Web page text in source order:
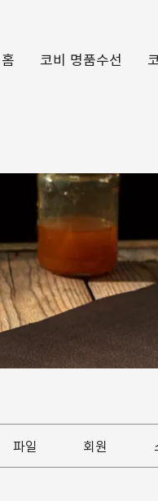
코비 명품수선
파일 회원